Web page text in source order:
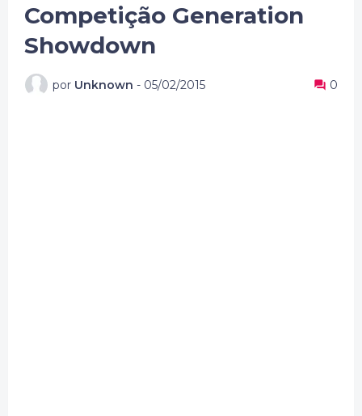
Competição Generation
Showdown
por Unknown - 05/02/2015 0